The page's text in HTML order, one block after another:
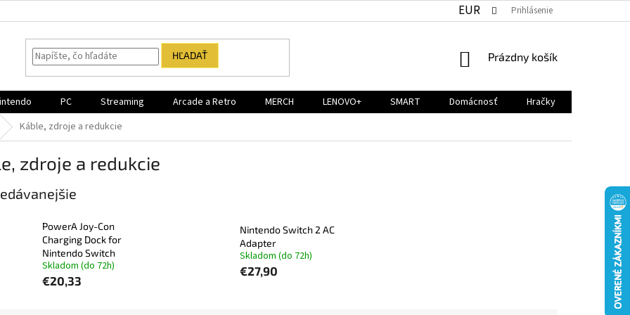
EUR Prihlásenie
HĽADAŤ
NÁKUPNÝ
Prázdny košík
PC Streaming Arcade a Retro MERCH LENOVO+ SMART Domácnosť
Hračky
Káble, zdroje a redukcie
zdroje a redukcie
PowerA Joy-Con
Charging Dock for
Nintendo Switch
Skladom (do 72h)
€20,33
Nintendo Switch 2 AC
Adapter
Skladom (do 72h)
€27,90